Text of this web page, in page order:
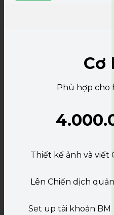
Cơ
Phù hợp cho
Thiết kế ảnh và viết
Lên Chiến dịch
Set up tài khoản BM